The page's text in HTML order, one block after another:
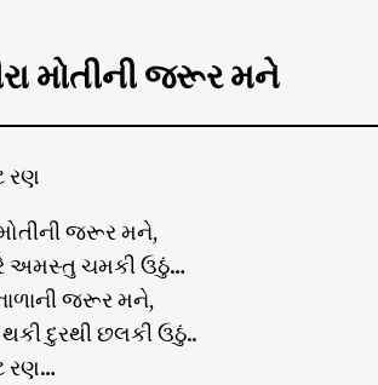
મોતીની જરૂર મને
રણ
મોતીની જરૂર મને,
અમસ્તુ ચમકી ઉઠું…
જરૂર મને,
દુરથી છલકી ઉઠું..
રણ…